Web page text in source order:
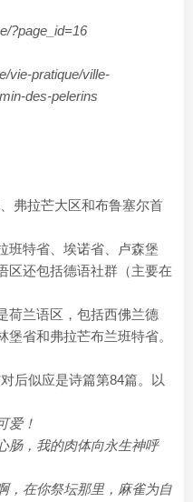
?page_id=16
vie-pratique/ville-
des-pelerins
弗拉芒大区和布鲁塞尔首
班特省、埃诺省、卢森堡
区还包括德语社群（主要在
荷兰语区，包括西佛兰德
省和弗拉芒布兰班特省。
后似应是诗篇第84篇。以
爱！
肠，我的肉体向永生神呼
，在你祭坛那里，麻雀为自